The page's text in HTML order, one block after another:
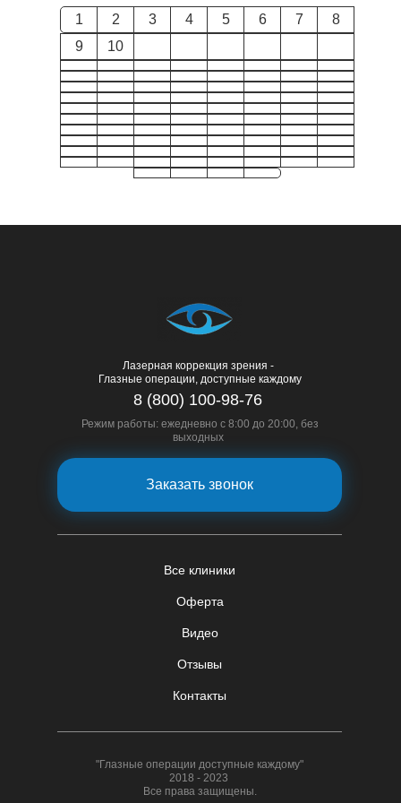
1 2 3 4 5 6 7
8
9
10
Лазерная коррекция зрения -
Глазные операции, доступные каждому
Оферта
Видео
Все клиники
Отзывы
Контакты
8 (800) 100-98-76
Режим работы: ежедневно с 8:00 до 20:00, без
выходных
Заказать звонок
"Глазные операции доступные каждому"
2018 - 2023
Все права защищены.